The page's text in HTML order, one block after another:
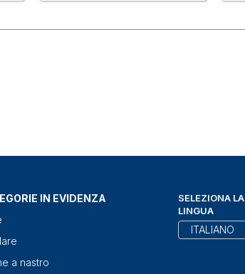
IN EVIDENZA
a nastro
SELEZIONA LA
LINGUA